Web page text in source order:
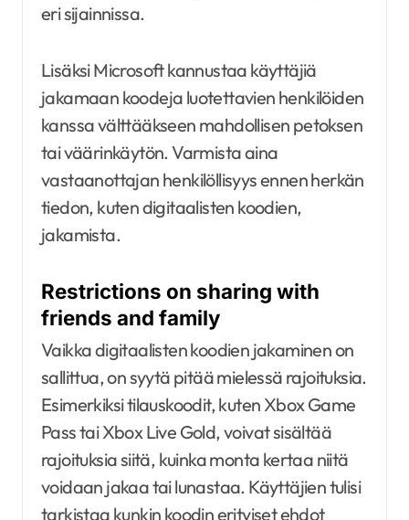
eri sijainnissa.
Lisäksi Microsoft kannustaa käyttäjiä
jakamaan koodeja luotettavien henkilöiden
kanssa välttääkseen mahdollisen petoksen
tai väärinkäytön. Varmista aina
vastaanottajan henkilöllisyys ennen herkän
tiedon, kuten digitaalisten koodien,
jakamista.
Restrictions on sharing with
friends and family
Vaikka digitaalisten koodien jakaminen on
sallittua, on syytä pitää mielessä rajoituksia.
Esimerkiksi tilauskoodit, kuten Xbox Game
Pass tai Xbox Live Gold, voivat sisältää
rajoituksia siitä, kuinka monta kertaa niitä
voidaan jakaa tai lunastaa. Käyttäjien tulisi
tarkistaa kunkin koodin erityiset ehdot